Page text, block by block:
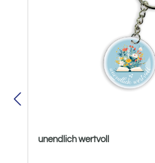
unendlich wertvoll